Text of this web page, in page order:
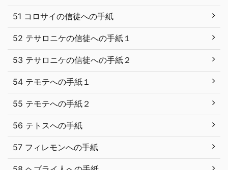
51 コロサイの信徒への手紙
52 テサロニケの信徒への手紙１
53 テサロニケの信徒への手紙２
54 テモテへの手紙１
55 テモテへの手紙２
56 テトスへの手紙
57 フィレモンへの手紙